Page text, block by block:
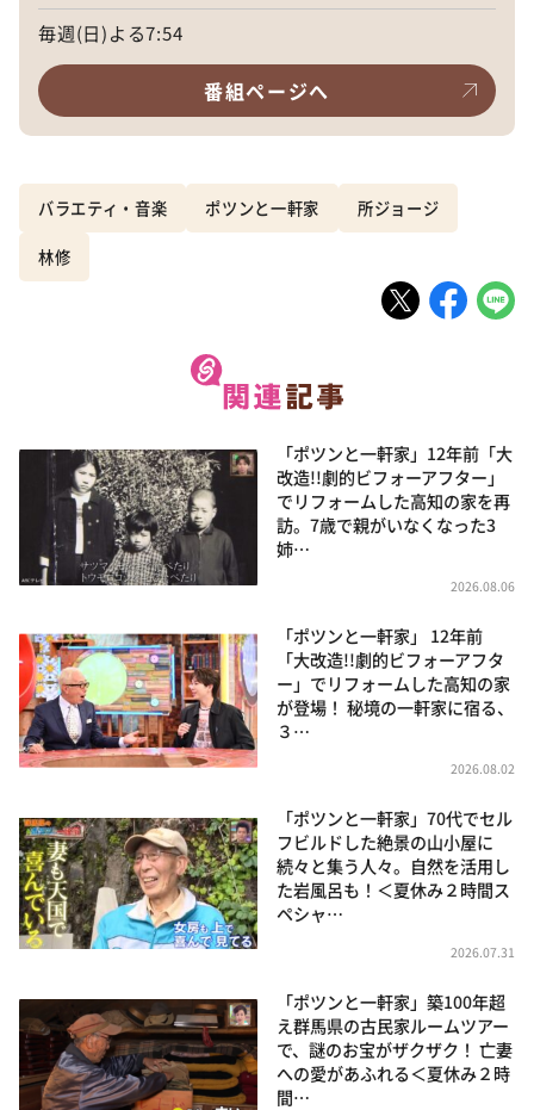
毎週(日)よる7:54
番組ページへ
バラエティ・音楽 ポツンと一軒家 所ジョージ
林修
「ポツンと一軒家」12年前「大
改造!!劇的ビフォーアフター」
でリフォームした高知の家を再
訪。7歳で親がいなくなった3
姉…
2026.08.06
「ポツンと一軒家」 12年前
「大改造!!劇的ビフォーアフタ
ー」でリフォームした高知の家
が登場！ 秘境の一軒家に宿る、
３…
2026.08.02
「ポツンと一軒家」70代でセル
フビルドした絶景の山小屋に
続々と集う人々。自然を活用し
た岩風呂も！＜夏休み２時間ス
ペシャ…
2026.07.31
「ポツンと一軒家」築100年超
え群馬県の古民家ルームツアー
で、謎のお宝がザクザク！ 亡妻
への愛があふれる＜夏休み２時
間…